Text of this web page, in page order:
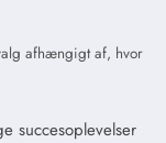
afhængigt af, hvor
succesoplevelser